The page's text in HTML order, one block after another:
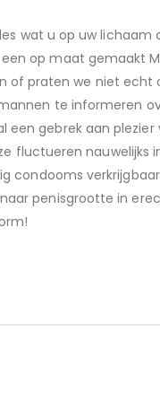
wat u op uw
op maat gemaakt
praten we niet
te informeren
gebrek aan
fluctueren
condooms
penisgrootte in